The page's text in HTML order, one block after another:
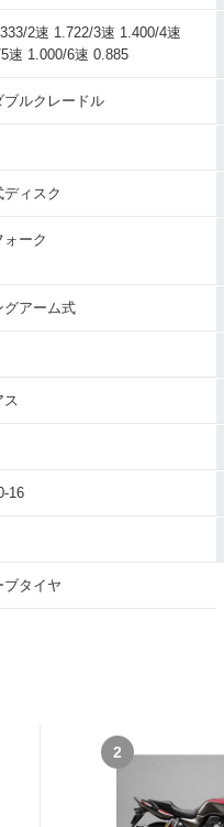
2速 1.722/3速 1.400/4速
速 1.000/6速 0.885
ブルクレードル
ディスク
ォーク
グアーム式
ス
16
ブタイヤ
2